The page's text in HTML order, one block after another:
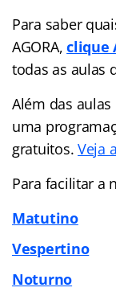
Para saber
AGORA,clique
todas as aulas
Além das
uma
gratuitos.Veja
Para facilitar a
Matutino
Vespertino
Noturno